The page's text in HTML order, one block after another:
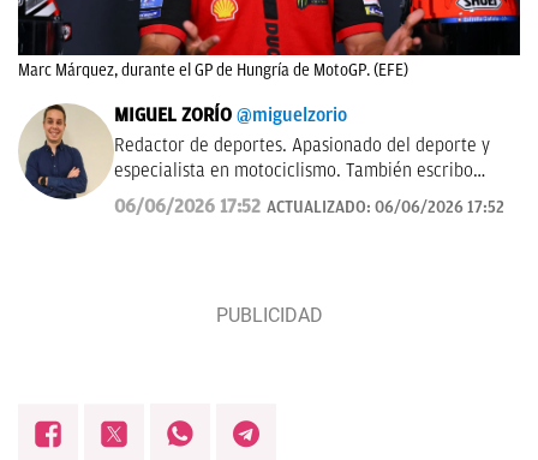
Marc Márquez, durante el GP de Hungría de MotoGP. (EFE)
MIGUEL ZORÍO @miguelzorio
Redactor de deportes. Apasionado del deporte y
especialista en motociclismo. También escribo
sobre pádel y NFL.
06/06/2026 17:52 ACTUALIZADO: 06/06/2026 17:52